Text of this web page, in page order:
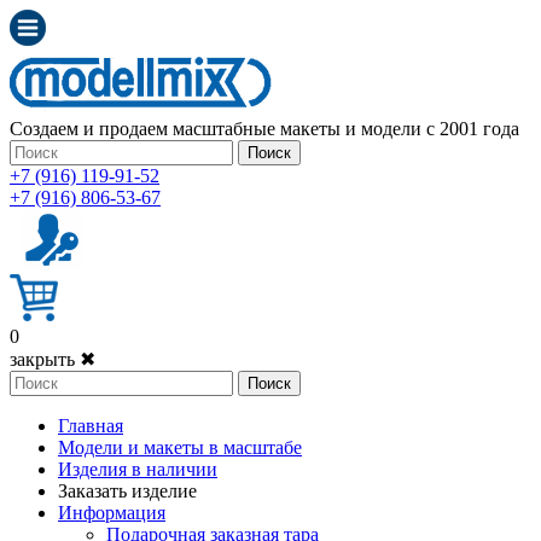
Создаем и продаем масштабные макеты и модели с 2001 года
Поиск
+7 (916) 119-91-52
+7 (916) 806-53-67
0
закрыть ✖
Поиск
Главная
Модели и макеты в масштабе
Изделия в наличии
Заказать изделие
Информация
Подарочная заказная тара